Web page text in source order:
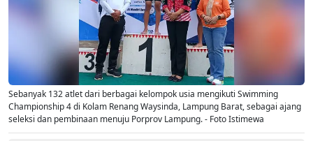
Sebanyak 132 atlet dari berbagai kelompok usia mengikuti Swimming
Championship 4 di Kolam Renang Waysinda, Lampung Barat, sebagai ajang
seleksi dan pembinaan menuju Porprov Lampung. - Foto Istimewa